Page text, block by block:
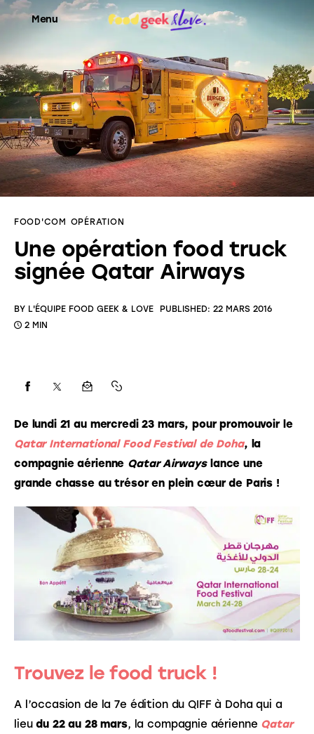
Menu
Food’News
Food’Com
Food’Art
Food’Life
FOOD'COM OPÉRATION
Une opération food truck
signée Qatar Airways
BY L'ÉQUIPE FOOD GEEK & LOVE PUBLISHED: 22 MARS 2016
2 MIN
De lundi 21 au mercredi 23 mars, pour promouvoir le
Qatar International Food Festival de Doha, la
compagnie aérienne Qatar Airways lance une
grande chasse au trésor en plein cœur de Paris !
Trouvez le food truck !
A l’occasion de la 7e édition du QIFF à Doha qui a
lieu du 22 au 28 mars, la compagnie aérienne Qatar